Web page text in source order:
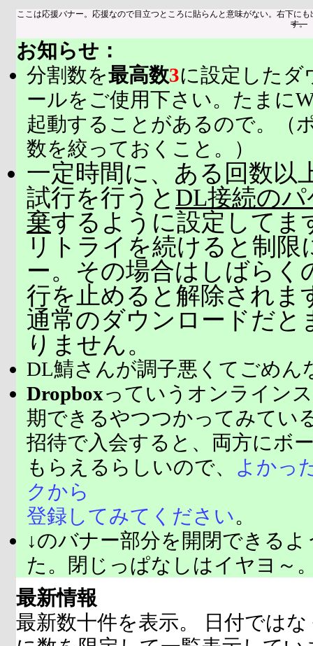
ここは応援バナー。応援なので目立つところに貼らんと意味がない。右下に
す。
お知らせ：
分割数を最高数3に設定したダ
ールをご使用下さい。たまに
起動することがあるので。（
数を絞っておくこと。）
一定時間に、ある回数以
試行を行うと DL接続の
棄するように設定してま
リトライを続けると制限
ー。その場合はしばらく
行を止めると解除されま
通常のダウンロードだと
りません。
DL鯖さんが調子悪くてごめん
Dropboxっていうオンライン
期できるやつつかってみてい
招待で入会すると、両方にボ
もらえるらしいので、
よかっ
クから
登録してみてください。
↓のバナー部分を開閉できる
た。閉じっぱなしはイヤヨ～
最新情報
最新数十件を表示。 日付では